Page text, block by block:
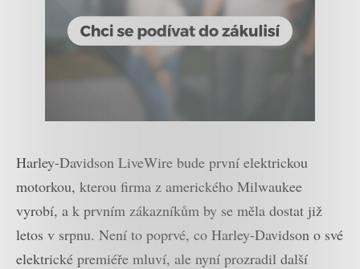
Harley-Davidson LiveWire bude první elektrickou
motorkou, kterou firma z amerického Milwaukee
vyrobí, a k prvním zákazníkům by se měla dostat již
letos v srpnu. Není to poprvé, co Harley-Davidson o své
elektrické premiéře mluví, ale nyní prozradil další